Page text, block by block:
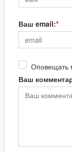
Ваш email:
Оповещать
Ваш